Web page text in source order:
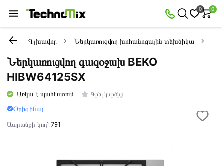
0 0
Գլխավոր Ներկառուցվող խոհանոցային տեխնիկա
Ներկառուցվող գազօջախ BEKO
HIBW64125SX
Առկա է պահեստում Գրել կարծիք
Օրիգինալ
Ապրանքի կոդ՝791